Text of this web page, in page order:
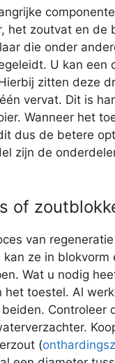
het zoutvat en de
die onder
U kan een
zitten deze
vervat. Dit is
Wanneer het
dus de betere
zijn de
of
van
ze in blokvorm
Wat u nodig
het toestel. Al
Controleer
(